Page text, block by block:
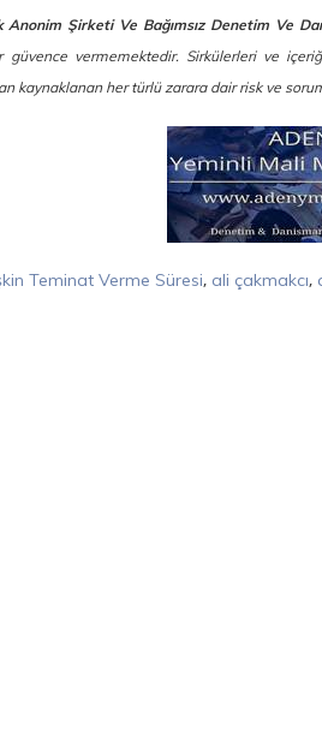
Anonim Şirketi Ve Bağımsız Denetim Ve
vermemektedir. Sirkülerleri ve
kaynaklanan her türlü zarara dair risk ve
Teminat Verme Süresi, ali çakmakcı,